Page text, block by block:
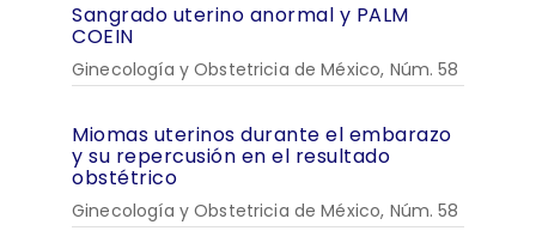
Sangrado uterino anormal y PALM
COEIN
Ginecología y Obstetricia de México, Núm. 58
Miomas uterinos durante el embarazo
y su repercusión en el resultado
obstétrico
Ginecología y Obstetricia de México, Núm. 58